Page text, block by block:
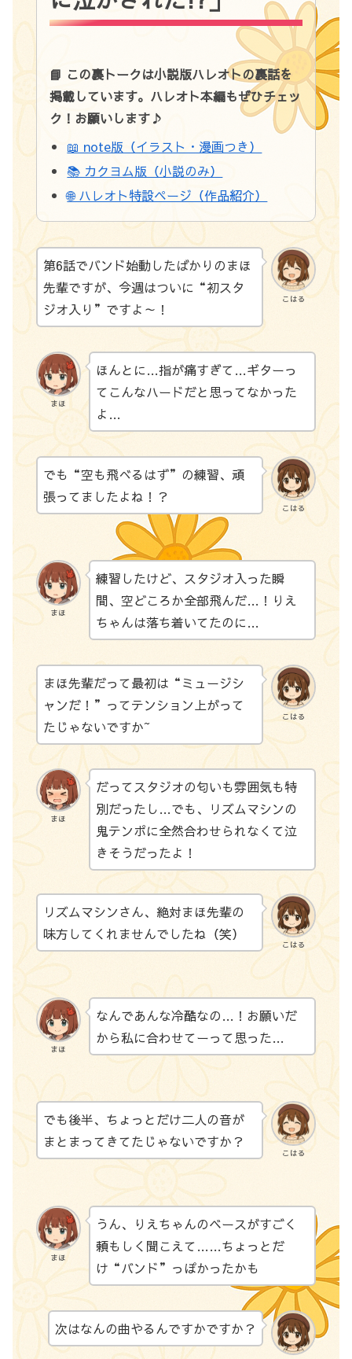
📘 この裏トークは小説版ハレオトの裏話を
掲載しています。ハレオト本編もぜひチェッ
ク！お願いします♪
📖 note版（イラスト・漫画つき）
📚 カクヨム版（小説のみ）
🌐 ハレオト特設ページ（作品紹介）
こはる
第6話でバンド始動したばかりのまほ
先輩ですが、今週はついに“初スタ
ジオ入り”ですよ～！
まほ
ほんとに…指が痛すぎて…ギターっ
てこんなハードだと思ってなかった
よ…
こはる
でも“空も飛べるはず”の練習、頑
張ってましたよね！？
まほ
練習したけど、スタジオ入った瞬
間、空どころか全部飛んだ…！りえ
ちゃんは落ち着いてたのに…
こはる
まほ先輩だって最初は“ミュージシ
ャンだ！”ってテンション上がって
たじゃないですか~
まほ
だってスタジオの匂いも雰囲気も特
別だったし…でも、リズムマシンの
鬼テンポに全然合わせられなくて泣
きそうだったよ！
こはる
リズムマシンさん、絶対まほ先輩の
味方してくれませんでしたね（笑）
まほ
なんであんな冷酷なの…！お願いだ
から私に合わせてーって思った…
こはる
でも後半、ちょっとだけ二人の音が
まとまってきてたじゃないですか？
まほ
うん、りえちゃんのベースがすごく
頼もしく聞こえて……ちょっとだ
け“バンド”っぽかったかも
次はなんの曲やるんですかですか？